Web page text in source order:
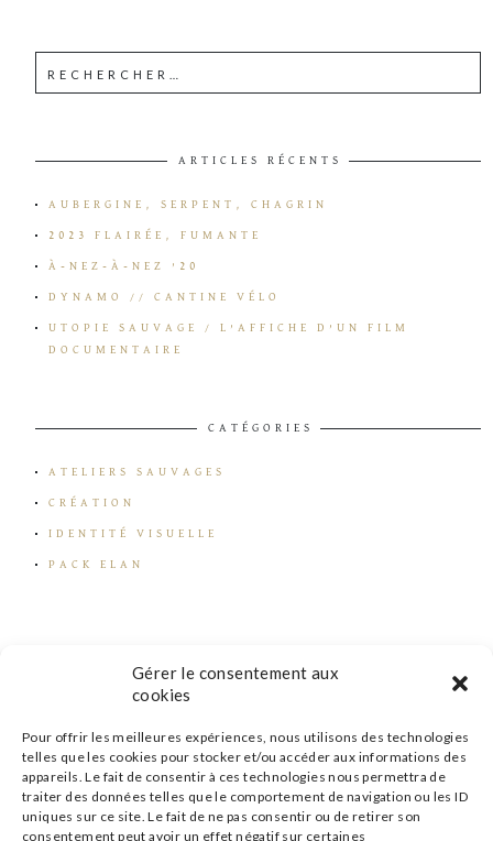
Gérer le consentement aux
cookies
Pour offrir les meilleures expériences, nous utilisons des technologies
telles que les cookies pour stocker et/ou accéder aux informations des
appareils. Le fait de consentir à ces technologies nous permettra de
traiter des données telles que le comportement de navigation ou les ID
uniques sur ce site. Le fait de ne pas consentir ou de retirer son
consentement peut avoir un effet négatif sur certaines
ARTICLES RÉCENTS
AUBERGINE, SERPENT, CHAGRIN
2023 FLAIRÉE, FUMANTE
À-NEZ-À-NEZ ’20
DYNAMO // CANTINE VÉLO
UTOPIE SAUVAGE / L’AFFICHE D’UN FILM
DOCUMENTAIRE
CATÉGORIES
ATELIERS SAUVAGES
CRÉATION
IDENTITÉ VISUELLE
PACK ELAN